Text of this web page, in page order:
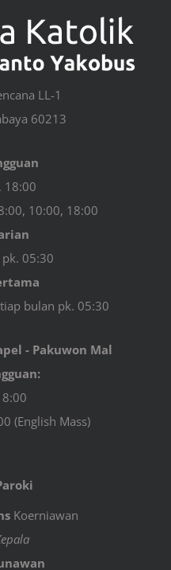
LL-1
60213
18:00
10:00, 18:00
pk. 05:30
bulan pk. 05:30
- Pakuwon Mal
(English Mass)
Koerniawan